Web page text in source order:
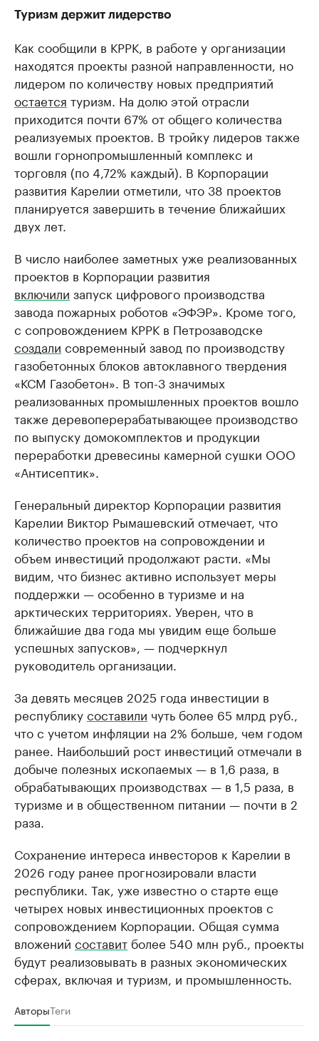
Туризм держит лидерство
Как сообщили в КРРК, в работе у организации
находятся проекты разной направленности, но
лидером по количеству новых предприятий
остается туризм. На долю этой отрасли
приходится почти 67% от общего количества
реализуемых проектов. В тройку лидеров также
вошли горнопромышленный комплекс и
торговля (по 4,72% каждый). В Корпорации
развития Карелии отметили, что 38 проектов
планируется завершить в течение ближайших
двух лет.
В число наиболее заметных уже реализованных
проектов в Корпорации развития
включили запуск цифрового производства
завода пожарных роботов «ЭФЭР». Кроме того,
с сопровождением КРРК в Петрозаводске
создали современный завод по производству
газобетонных блоков автоклавного твердения
«КСМ Газобетон». В топ-3 значимых
реализованных промышленных проектов вошло
также деревоперерабатывающее производство
по выпуску домокомплектов и продукции
переработки древесины камерной сушки ООО
«Антисептик».
Генеральный директор Корпорации развития
Карелии Виктор Рымашевский отмечает, что
количество проектов на сопровождении и
объем инвестиций продолжают расти. «Мы
видим, что бизнес активно использует меры
поддержки — особенно в туризме и на
арктических территориях. Уверен, что в
ближайшие два года мы увидим еще больше
успешных запусков», — подчеркнул
руководитель организации.
За девять месяцев 2025 года инвестиции в
республикусоставили чуть более 65 млрд руб.,
что с учетом инфляции на 2% больше, чем годом
ранее. Наибольший рост инвестиций отмечали в
добыче полезных ископаемых — в 1,6 раза, в
обрабатывающих производствах — в 1,5 раза, в
туризме и в общественном питании — почти в 2
раза.
Сохранение интереса инвесторов к Карелии в
2026 году ранее прогнозировали власти
республики. Так, уже известно о старте еще
четырех новых инвестиционных проектов с
сопровождением Корпорации. Общая сумма
вложений составит более 540 млн руб., проекты
будут реализовывать в разных экономических
сферах, включая и туризм, и промышленность.
АвторыТеги